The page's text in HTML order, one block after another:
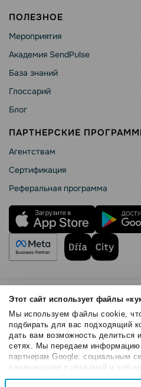
Этот сайт использует файлы
Мы используем файлы cookie,
подбирать для вас подходящий
дать вам возможность делиться
сетях. Мы передаем информацию
партнерам Google: социальным
занимающимся рекламой и веб-
могут комбинировать эти
Выбор
ПОЛЕЗНОЕ
Мероприятия
Академия SendPulse
База знаний
Глоссарий
Блог
ПАРТНЕРСКИЕ
Агентствам
Сертификация
Реферальная программа
Правила использования
Безопасность SendPulse
Политика конфиденциальности
Политика Cookies
© 2015 - 2026. ООО